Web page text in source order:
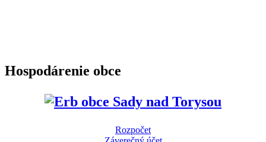
Hospodárenie obce
Rozpočet